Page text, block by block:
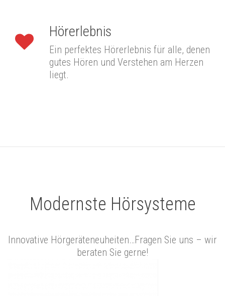
Hörerlebnis
Ein perfektes Hörerlebnis für alle, denen
gutes Hören und Verstehen am Herzen
liegt.
Modernste Hörsysteme
Innovative Hörgeräteneuheiten…Fragen Sie uns – wir
beraten Sie gerne!